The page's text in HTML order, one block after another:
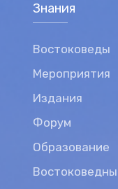
Знания
Востоковеды
Мероприятия
Издания
Форум
Образование